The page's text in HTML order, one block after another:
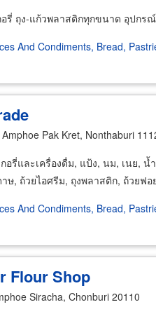
อรี่ ถุง-แก้วพลาสติกทุกขนาด อุปก
And Condiments, Bread,
Pak Kret, Nonthaburi
อรี่และเครื่องดื่ม, แป้ง, นม, เนย,
ษ, ถ้วยไอศรีม, ถุงพลาสติก, ถ้วยฟอ
And Condiments, Bread,
Flour Shop
Siracha, Chonburi 20110